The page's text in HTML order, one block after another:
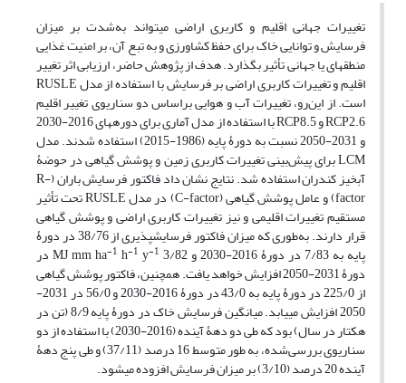
تغییرات جهانی اقلیم و کاربری اراضی می‏تواند به‌شدت بر میزان
فرسایش و توانایی خاک برای حفظ کشاورزی و به تبع آن، بر امنیت غذایی
منطقه‏ای یا جهانی تأثیر بگذارد. هدف از پژوهش حاضر، ارزیابی اثر تغییر
اقلیم و تغییرات کاربری اراضی بر فرسایش با استفاده از مدل RUSLE
است. از این‌رو، تغییرات آب و هوایی براساس دو سناریوی تغییر اقلیم
RCP2.6 و RCP8.5 با استفاده از مدل آماری برای دوره‏های 2016-2030
و 2031-2050 نسبت به دورۀ پایه (1986-2015) استفاده شدند. مدل
LCM برای پیش‌بینی تغییرات کاربری زمین و پوشش گیاهی در حوضۀ
آبخیز کندران استفاده شد. نتایج نشان داد فاکتور فرسایش باران (R-
factor) و عامل پوشش گیاهی (C-factor) در مدل RUSLE تحت تأثیر
مستقیم تغییرات اقلیمی و نیز تغییرات کاربری اراضی و پوشش گیاهی
قرار دارند. به‌طوری ‏که میزان فاکتور فرسایش‏پذیری از 38/76 در دورۀ
پایه به 7/83 در دورۀ 2016-2030 و 3/82 MJ mm ha -1 h-1 y-1 در
دورۀ 2031-2050 افزایش خواهد یافت. همچنین، فاکتور پوشش گیاهی
از 225/0 در دورۀ پایه به 43/0 در دورۀ 2016-2030 و 56/0 در 2031-
2050 افزایش می‏‏یابد. میانگین فرسایش خاک در دورۀ پایه 8/9 (تن در
هکتار در سال) بود که طی دو دهۀ آینده (2016-2030) با استفاده از دو
سناریوی بررسی‌شده، به طور متوسط 16 درصد (37/11) و طی پنج دهۀ
آینده 20 درصد (3/10) بر میزان فرسایش افزوده می‏شود.